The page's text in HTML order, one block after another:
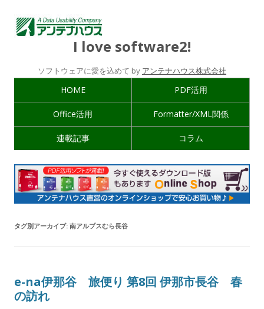
I love software2!
ソフトウェアに愛を込めて by アンテナハウス株式会社
HOME PDF活用
Office活用 Formatter/XML関係
連載記事 コラム
タグ別アーカイブ: 南アルプスむら長谷
e-na伊那谷 旅便り 第8回 伊那市長谷 春
の訪れ